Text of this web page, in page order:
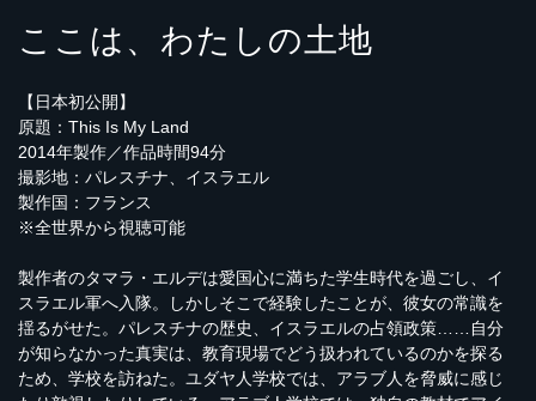
ここは、わたしの土地
【日本初公開】
原題：This Is My Land
2014年製作／作品時間94分
撮影地：パレスチナ、イスラエル
製作国：フランス
※全世界から視聴可能
製作者のタマラ・エルデは愛国心に満ちた学生時代を過ごし、イ
スラエル軍へ入隊。しかしそこで経験したことが、彼女の常識を
揺るがせた。パレスチナの歴史、イスラエルの占領政策……自分
が知らなかった真実は、教育現場でどう扱われているのかを探る
ため、学校を訪ねた。ユダヤ人学校では、アラブ人を脅威に感じ